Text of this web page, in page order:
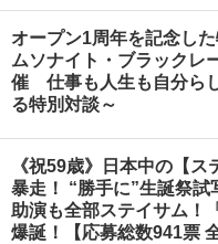
オープン1周年を記念し
ムソナイト・ブラックレ
催 仕事も人生も自分ら
る特別対談～
《祝59歳》日本中の【ス
暴走！ “勝手に”生誕祭試
助演も全部ステイサム！
爆誕！【応募総数941票